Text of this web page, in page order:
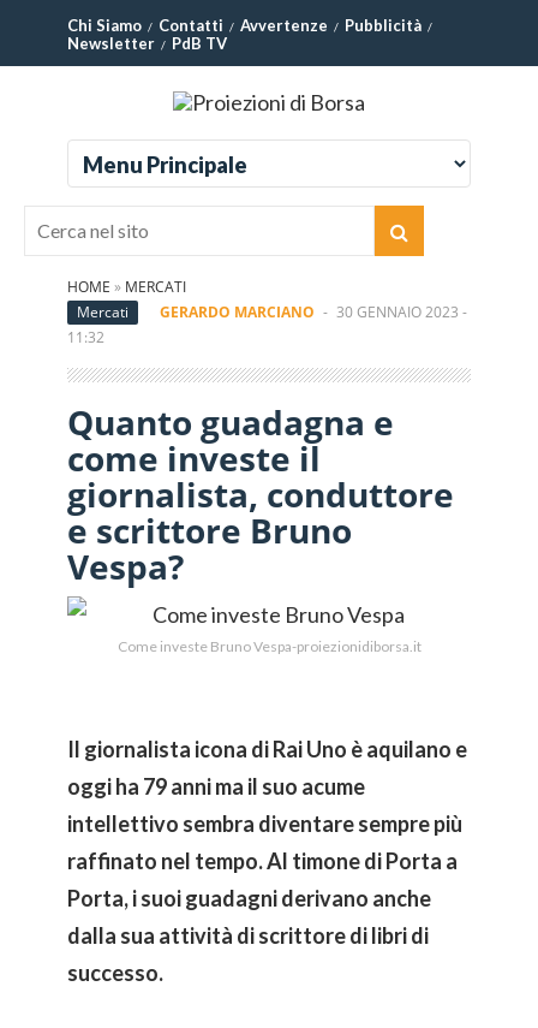
Chi Siamo Contatti Avvertenze
Pubblicità
Newsletter
PdB TV
HOME » MERCATI
Mercati
GERARDO MARCIANO - 30 GENNAIO 2023 -
11:32
Quanto guadagna e
come investe il
giornalista, conduttore
e scrittore Bruno
Vespa?
Come investe Bruno Vespa-proiezionidiborsa.it
Il giornalista icona di Rai Uno è aquilano e
oggi ha 79 anni ma il suo acume
intellettivo sembra diventare sempre più
raffinato nel tempo. Al timone di Porta a
Porta, i suoi guadagni derivano anche
dalla sua attività di scrittore di libri di
successo.